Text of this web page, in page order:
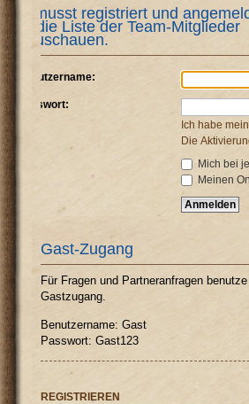
Du musst registriert und
um die Liste der Team-Mitglieder
anzuschauen.
Benutzername:
Passwort:
Ich habe
Die
Mich bei
Meinen
Gast-Zugang
Für Fragen und Partneranfragen
Gastzugang.
Benutzername: Gast
Passwort: Gast123
REGISTRIEREN